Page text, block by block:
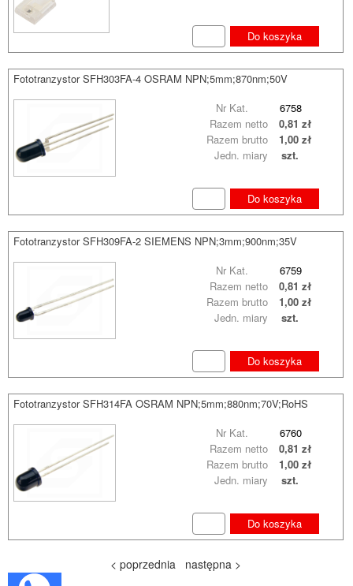
Do koszyka
Fototranzystor SFH303FA-4 OSRAM NPN;5mm;870nm;50V
Nr Kat.
6758
Razem brutto 1,00 zł
Razem netto 0,81 zł
Jedn. miary szt.
Do koszyka
Fototranzystor SFH309FA-2 SIEMENS NPN;3mm;900nm;35V
Nr Kat.
6759
Razem brutto 1,00 zł
Razem netto 0,81 zł
Jedn. miary szt.
Do koszyka
Fototranzystor SFH314FA OSRAM NPN;5mm;880nm;70V;RoHS
Nr Kat.
6760
Razem brutto 1,00 zł
Razem netto 0,81 zł
Jedn. miary szt.
Do koszyka
< poprzednia następna >